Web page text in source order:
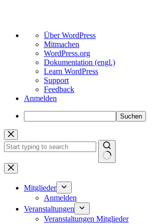
Über
WordPress
Über WordPress
Mitmachen
WordPress.org
Dokumentation (engl.)
Learn WordPress
Support
Feedback
Anmelden
Suchen
Zum
Inhalt
springen
Keine
Ergebnisse
Mitglieder
Anmelden
Veranstaltungen
Veranstaltungen Mitglieder